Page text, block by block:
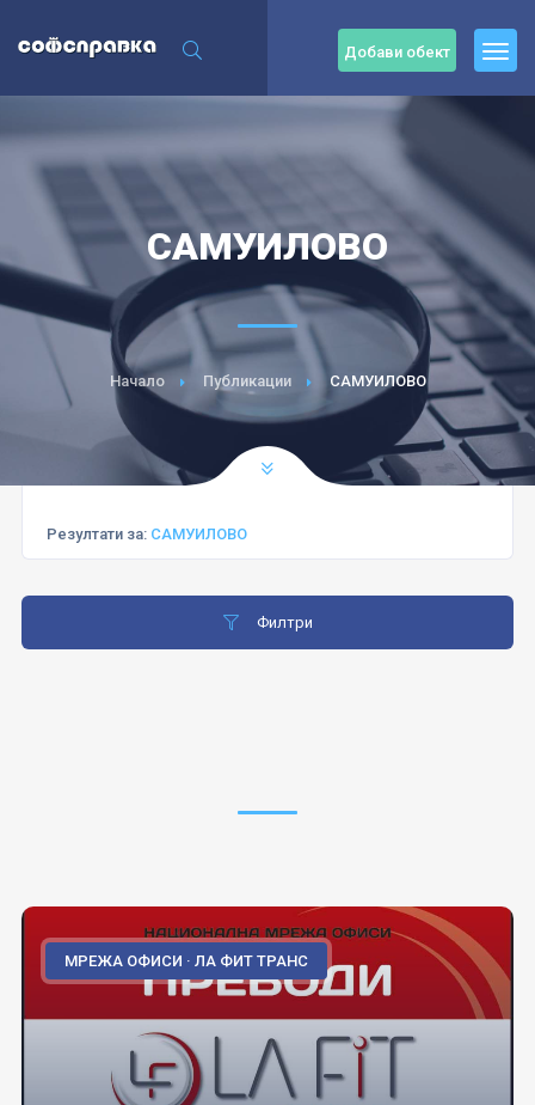
Добави обект
САМУИЛОВО
Начало Публикации САМУИЛОВО
Резултати за: САМУИЛОВО
Филтри
МРЕЖА ОФИСИ · ЛА ФИТ ТРАНС